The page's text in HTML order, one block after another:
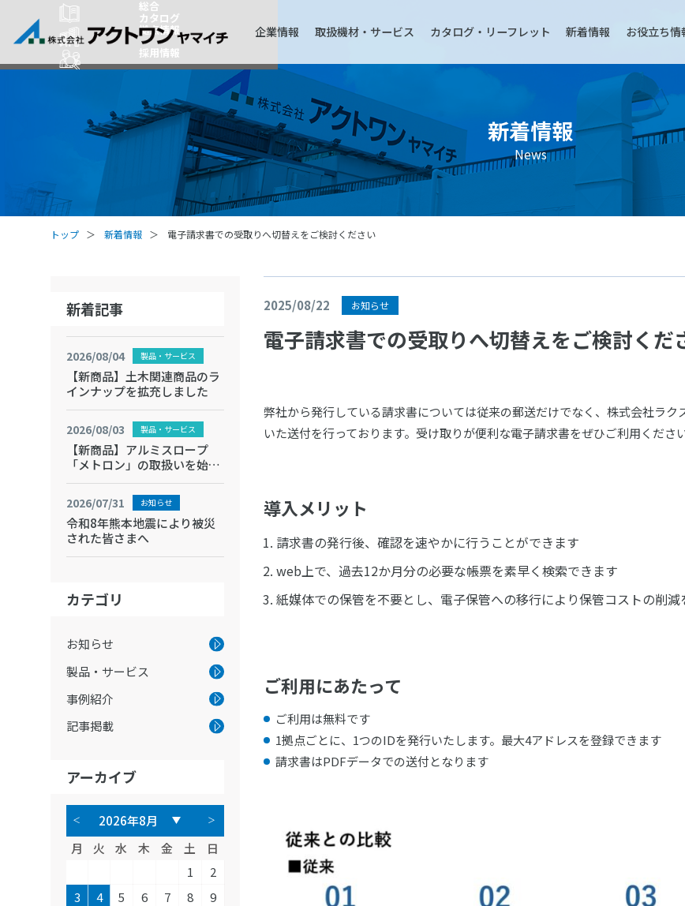
総合
カタログ
拠点情報
採用情報
企業情報 取扱機材・サービス カタログ・リーフレット 新着情報 お役立ち情
新着情報
News
トップ 新着情報 電子請求書での受取りへ切替えをご検討ください
2025/08/22 お知らせ
電子請求書での受取りへ切替えをご検討くだ
弊社から発行している請求書については従来の郵送だけでなく、株式会社ラ
いた送付を行っております。受け取りが便利な電子請求書をぜひご利用ください
導入メリット
請求書の発行後、確認を速やかに行うことができます
web上で、過去12か月分の必要な帳票を素早く検索できます
紙媒体での保管を不要とし、電子保管への移行により保管コストの削減
ご利用にあたって
ご利用は無料です
1拠点ごとに、1つのIDを発行いたします。最大4アドレスを登録できます
請求書はPDFデータでの送付となります
新着記事
2026/08/04 製品・サービス
【新商品】土木関連商品のラ
インナップを拡充しました
2026/08/03 製品・サービス
【新商品】アルミスロープ
「メトロン」の取扱いを始め
ます
2026/07/31 お知らせ
令和8年熊本地震により被災
された皆さまへ
カテゴリ
お知らせ
製品・サービス
事例紹介
記事掲載
アーカイブ
月 火 水 木 金 土
日
1
2
3
4 5 6 7 8
9